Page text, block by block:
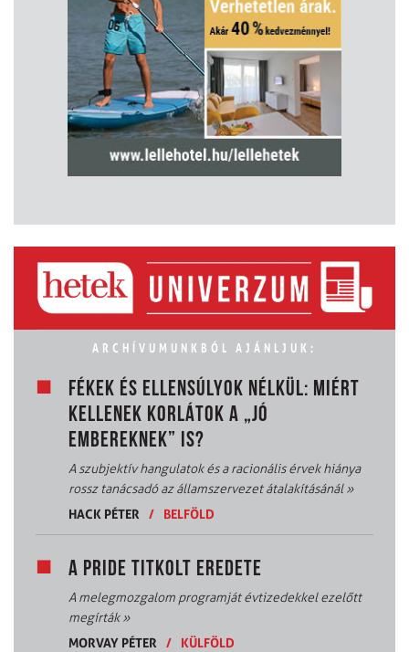
ARCHÍVUMUNKBÓL AJÁNLJUK:
FÉKEK ÉS ELLENSÚLYOK NÉLKÜL: MIÉRT
KELLENEK KORLÁTOK A „JÓ
EMBEREKNEK” IS?
A szubjektív hangulatok és a racionális érvek hiánya
rossz tanácsadó az államszervezet átalakításánál»
HACK PÉTER / BELFÖLD
A PRIDE TITKOLT EREDETE
A melegmozgalom programját évtizedekkel ezelőtt
megírták»
MORVAY PÉTER / KÜLFÖLD